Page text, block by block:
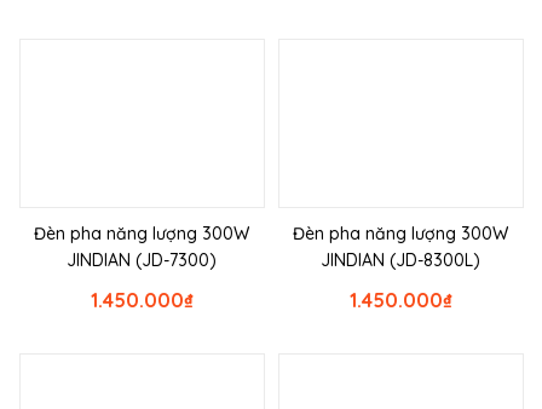
Đèn pha năng lượng 300W
JINDIAN (JD-7300)
₫
1.450.000
Đèn pha năng lượng 300W
JINDIAN (JD-8300L)
₫
1.450.000